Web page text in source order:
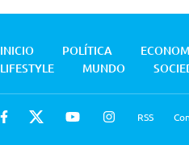
INICIO POLÍTICA
LIFESTYLE
MUNDO
RSS